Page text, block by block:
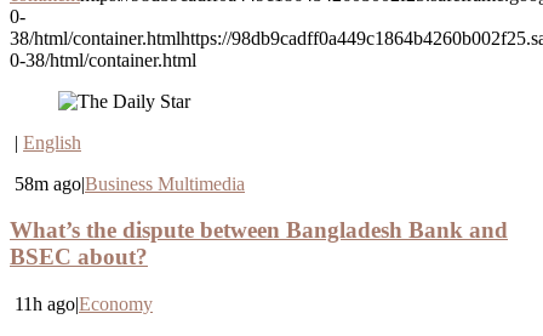
0-
38/html/container.htmlhttps://
0-38/html/container.html
| English
58m ago|Business Multimedia
What’s the dispute between Bangladesh Bank and
BSEC about?
11h ago|Economy